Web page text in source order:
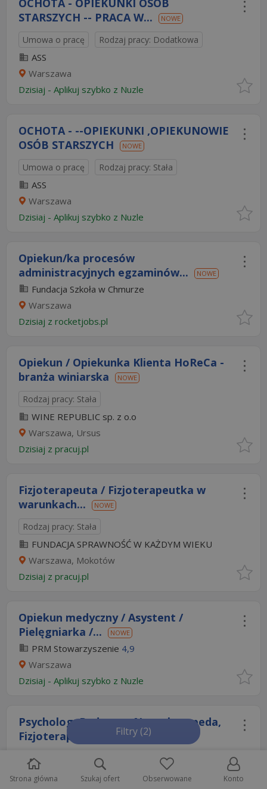
Filtry (2)
OCHOTA - OPIEKUNKI OSÓB
STARSZYCH -- PRACA W...
NOWE
Umowa o pracę Rodzaj pracy: Dodatkowa
ASS
Warszawa
Dzisiaj - Aplikuj szybko z Nuzle
OCHOTA - --OPIEKUNKI ,OPIEKUNOWIE
OSÓB STARSZYCH
NOWE
Umowa o pracę Rodzaj pracy: Stała
ASS
Warszawa
Dzisiaj - Aplikuj szybko z Nuzle
Opiekun/ka procesów
administracyjnych egzaminów...
NOWE
Fundacja Szkoła w Chmurze
Warszawa
Dzisiaj z rocketjobs.pl
Opiekun / Opiekunka Klienta HoReCa -
branża winiarska
NOWE
Rodzaj pracy: Stała
WINE REPUBLIC sp. z o.o
Warszawa, Ursus
Dzisiaj z pracuj.pl
Fizjoterapeuta / Fizjoterapeutka w
warunkach...
NOWE
Rodzaj pracy: Stała
FUNDACJA SPRAWNOŚĆ W KAŻDYM WIEKU
Warszawa, Mokotów
Dzisiaj z pracuj.pl
Opiekun medyczny / Asystent /
Pielęgniarka /...
NOWE
PRM Stowarzyszenie 4,9
Warszawa
Dzisiaj - Aplikuj szybko z Nuzle
Psycholog, Pedagog, Neurologopeda,
Fizjoterapia...
NOWE
od 200 do 250 zł/godz. brutto
prm
Warszawa
Strona główna Szukaj ofert Obserwowane Konto